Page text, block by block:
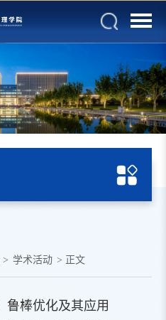
> 学术活动 > 正文
鲁棒优化及其应用